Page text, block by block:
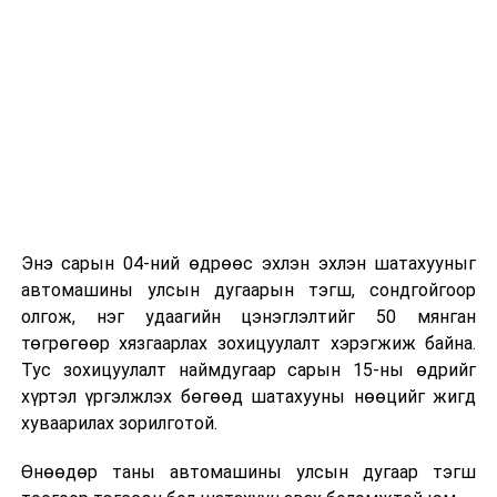
Энэ сарын 04-ний өдрөөс эхлэн эхлэн шатахууныг
автомашины улсын дугаарын тэгш, сондгойгоор
олгож, нэг удаагийн цэнэглэлтийг 50 мянган
төгрөгөөр хязгаарлах зохицуулалт хэрэгжиж байна.
Тус зохицуулалт наймдугаар сарын 15-ны өдрийг
хүртэл үргэлжлэх бөгөөд шатахууны нөөцийг жигд
хуваарилах зорилготой.
Өнөөдөр таны автомашины улсын дугаар тэгш